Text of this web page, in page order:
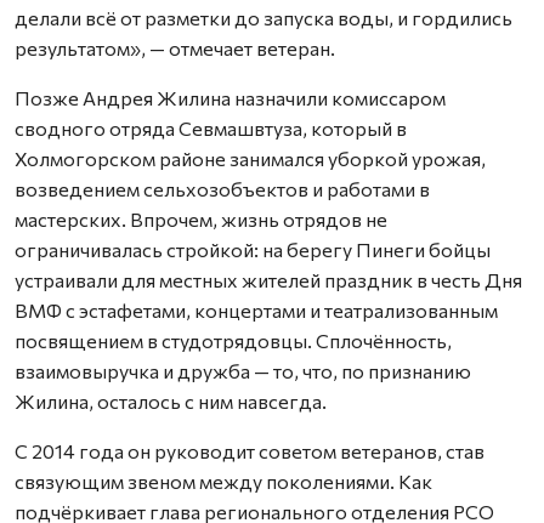
делали всё от разметки до запуска воды, и гордились
результатом», — отмечает ветеран.
Позже Андрея Жилина назначили комиссаром
сводного отряда Севмашвтуза, который в
Холмогорском районе занимался уборкой урожая,
возведением сельхозобъектов и работами в
мастерских. Впрочем, жизнь отрядов не
ограничивалась стройкой: на берегу Пинеги бойцы
устраивали для местных жителей праздник в честь Дня
ВМФ с эстафетами, концертами и театрализованным
посвящением в студотрядовцы. Сплочённость,
взаимовыручка и дружба — то, что, по признанию
Жилина, осталось с ним навсегда.
С 2014 года он руководит советом ветеранов, став
связующим звеном между поколениями. Как
подчёркивает глава регионального отделения РСО